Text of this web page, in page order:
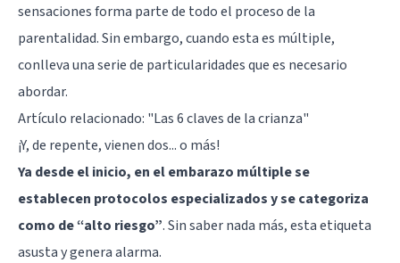
sensaciones forma parte de todo el proceso de la
parentalidad. Sin embargo, cuando esta es múltiple,
conlleva una serie de particularidades que es necesario
abordar.
Artículo relacionado: "Las 6 claves de la crianza"
¡Y, de repente, vienen dos... o más!
Ya desde el inicio, en el embarazo múltiple se
establecen protocolos especializados y se categoriza
como de “alto riesgo”. Sin saber nada más, esta etiqueta
asusta y genera alarma.